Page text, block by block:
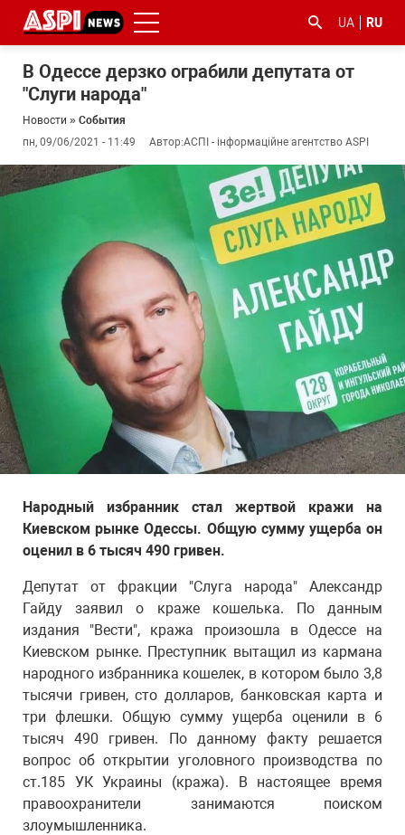
UA RU
В Одессе дерзко ограбили депутата от
"Слуги народа"
Новости » События
пн, 09/06/2021 - 11:49
Автор:АСПІ - інформаційне агентство ASPI
Народный избранник стал жертвой кражи на
Киевском рынке Одессы. Общую сумму ущерба он
оценил в 6 тысяч 490 гривен.
Депутат от фракции "Слуга народа" Александр
Гайду заявил о краже кошелька. По данным
издания "Вести", кража произошла в Одессе на
Киевском рынке. Преступник вытащил из кармана
народного избранника кошелек, в котором было 3,8
тысячи гривен, сто долларов, банковская карта и
три флешки. Общую сумму ущерба оценили в 6
тысяч 490 гривен. По данному факту решается
вопрос об открытии уголовного производства по
ст.185 УК Украины (кража). В настоящее время
правоохранители занимаются поиском
злоумышленника.
корупцією
#Киев #коронавірус